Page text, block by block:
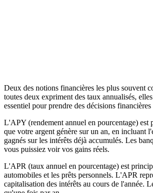
Deux des notions financières les plus souvent
toutes deux expriment des taux annualisés,
essentiel pour prendre des décisions financières
L'APY (rendement annuel en pourcentage) est
que votre argent génère sur un an, en incluant
gagnés sur les intérêts déjà accumulés. Les
vous puissiez voir vos gains réels.
L'APR (taux annuel en pourcentage) est
automobiles et les prêts personnels. L'APR
capitalisation des intérêts au cours de l'année.